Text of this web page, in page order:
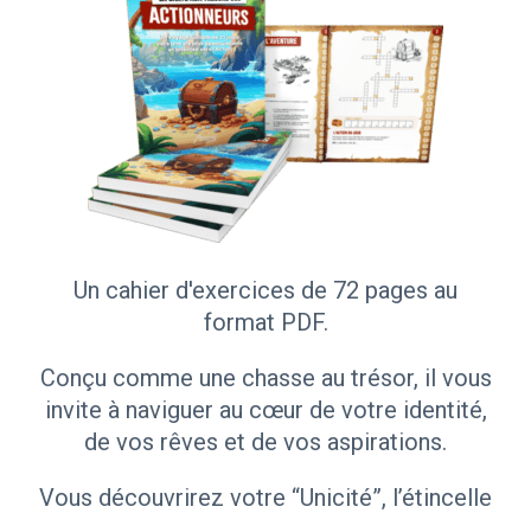
Un cahier d'exercices de 72 pages au
format PDF.
Conçu comme une chasse au trésor, il vous
invite à naviguer au cœur de votre identité,
de vos rêves et de vos aspirations.
Vous découvrirez votre “Unicité”, l’étincelle